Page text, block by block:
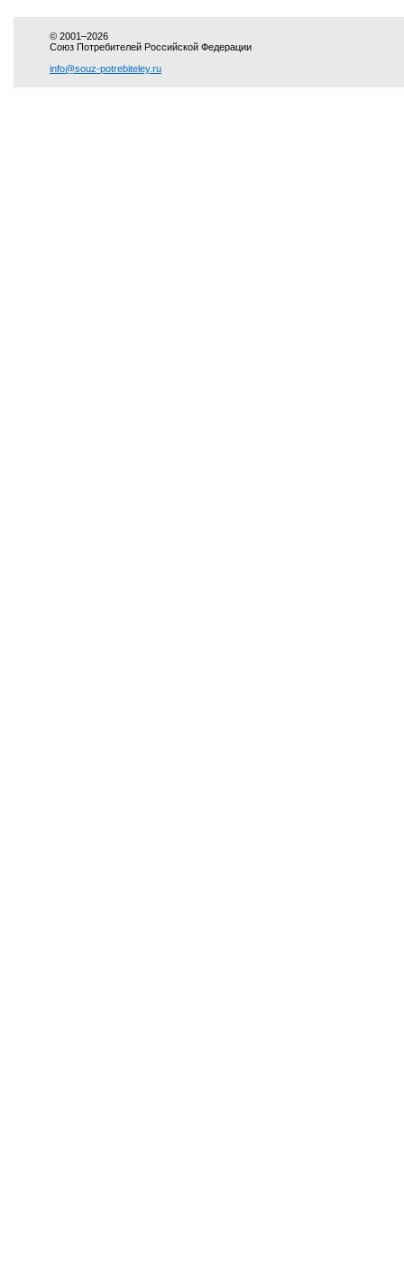
© 2001–2026
Союз Потребителей Российской Федерации
info@souz-potrebiteley.ru